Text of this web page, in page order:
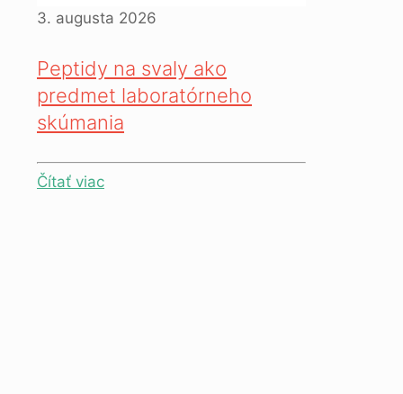
3. augusta 2026
Peptidy na svaly ako
predmet laboratórneho
skúmania
Čítať viac